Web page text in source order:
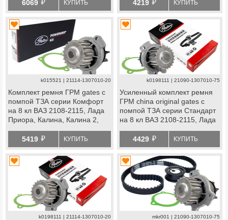
6069 КУПИТЬ
4219
КУПИТЬ
k015521 | 21114-1307010-20
Комплект ремня ГРМ gates с
помпой ТЗА серии Комфорт
на 8 кл ВАЗ 2108-2115, Лада
Приора, Калина, Калина 2,
5419 й КУПИТЬ
k0198111 | 21090-1307010-75
Усиленный комплект ремня
ГРМ china original gates с
помпой ТЗА серии Стандарт
на 8 кл ВАЗ 2108-2115, Лада
Гранта Стандарт, Ока
4429 й КУПИТЬ
k0198111 | 21114-1307010-20 mkr001 | 21090-1307010-75